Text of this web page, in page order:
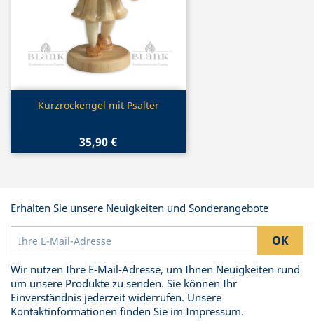
Vorschau
Kurzrockengel mit Psalter
35,90 €
Erhalten Sie unsere Neuigkeiten und Sonderangebote
Wir nutzen Ihre E-Mail-Adresse, um Ihnen Neuigkeiten rund
um unsere Produkte zu senden. Sie können Ihr
Einverständnis jederzeit widerrufen. Unsere
Kontaktinformationen finden Sie im Impressum.